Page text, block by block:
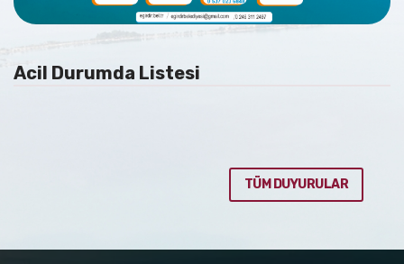
Acil Durumda Listesi
TÜM DUYURULAR